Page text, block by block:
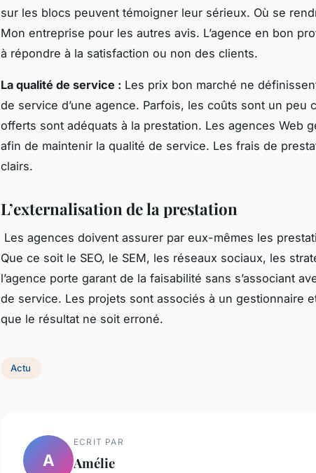
sur les blocs peuvent témoigner leur sérieux. Où se
Mon entreprise pour les autres avis. L’agence en bon
à répondre à la satisfaction ou non des clients.
La qualité de service : Les prix bon marché ne
de service d’une agence. Parfois, les coûts sont un peu
offerts sont adéquats à la prestation. Les agences Web
afin de maintenir la qualité de service. Les frais de
clairs.
L’externalisation de la prestation
Les agences doivent assurer par eux-mêmes les
Que ce soit le SEO, le SEM, les réseaux sociaux, les
l’agence porte garant de la faisabilité sans s’associant
de service. Les projets sont associés à un gestionnaire
que le résultat ne soit erroné.
Actu
A
ECRIT PAR
Amélie